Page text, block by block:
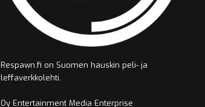
Respawn.fi on Suomen hauskin peli- ja
leffaverkkolehti.
Oy Entertainment Media Enterprise